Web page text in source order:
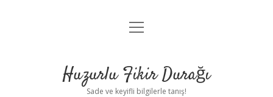
Anasayfa
Yasal Uyarı
menüyü
Huzurlu Fikir Durağı
Sade ve keyifli bilgilerle tanış!